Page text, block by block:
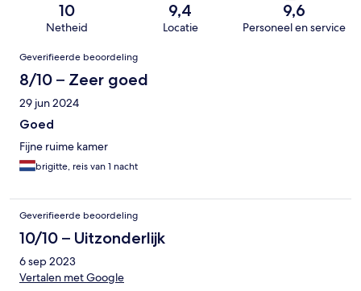
10
Netheid
9,4
Locatie
9,6
Personeel en service
Beoordelingen
Geverifieerde beoordeling
8/10 – Zeer goed
29 jun 2024
Goed
Fijne ruime kamer
brigitte, reis van 1 nacht
Geverifieerde beoordeling
10/10 – Uitzonderlijk
6 sep 2023
Vertalen met Google